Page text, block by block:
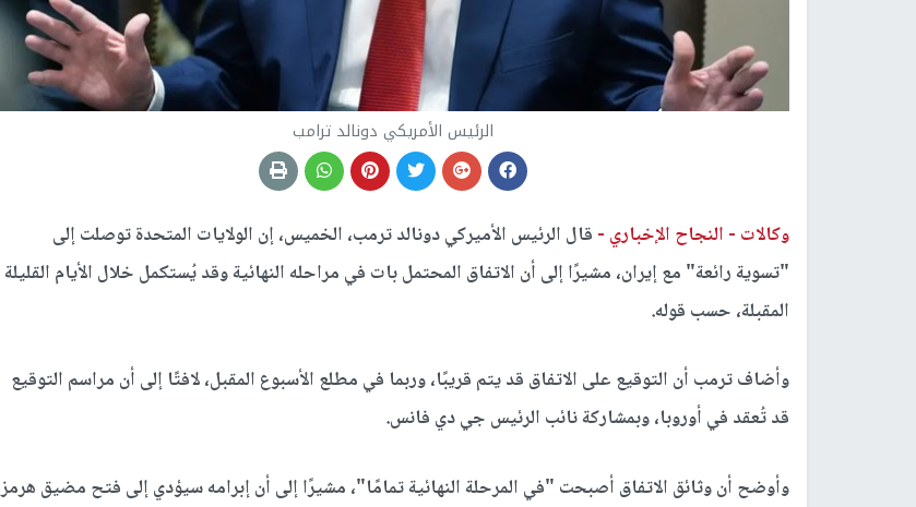
الرئيس الأمريكي دونالد ترامب
وكالات - النجاح الإخباري - قال الرئيس الأميركي دونالد ترمب، الخميس، إن الولايات المتحدة توصلت إلى
"تسوية رائعة" مع إيران، مشيرًا إلى أن الاتفاق المحتمل بات في مراحله النهائية وقد يُستكمل خلال الأيام القليلة
المقبلة، حسب قوله.
وأضاف ترمب أن التوقيع على الاتفاق قد يتم قريبًا، وربما في مطلع الأسبوع المقبل، لافتًا إلى أن مراسم التوقيع
قد تُعقد في أوروبا، وبمشاركة نائب الرئيس جي دي فانس.
وأوضح أن وثائق الاتفاق أصبحت "في المرحلة النهائية تمامًا"، مشيرًا إلى أن إبرامه سيؤدي إلى فتح مضيق هرمز